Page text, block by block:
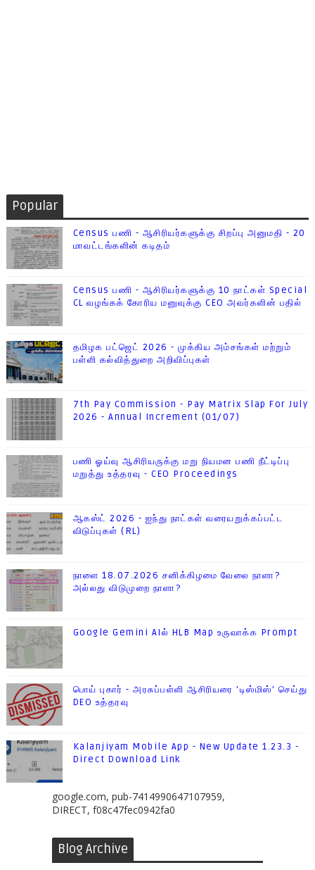
Popular
Census பணி - ஆசிரியர்களுக்கு சிறப்பு அனுமதி - 20
மாவட்டங்களின் கடிதம்
Census பணி - ஆசிரியர்களுக்கு 10 நாட்கள் Special
CL வழங்கக் கோரிய மனுவுக்கு CEO அவர்களின் பதில்
தமிழக பட்ஜெட் 2026 - முக்கிய அம்சங்கள் மற்றும்
பள்ளி கல்வித்துறை அறிவிப்புகள்
7th Pay Commission - Pay Matrix Slap For July
2026 - Annual Increment (01/07)
பணி ஓய்வு ஆசிரியருக்கு மறு நியமன பணி நீட்டிப்பு
மறுத்து உத்தரவு - CEO Proceedings
ஆகஸ்ட் 2026 - ஐந்து நாட்கள் வரையறுக்கப்பட்ட
விடுப்புகள் (RL)
நாளை 18.07.2026 சனிக்கிழமை வேலை நாளா?
அல்லது விடுமுறை நாளா?
Google Gemini AIல் HLB Map உருவாக்க Prompt
பொய் புகார் - அரசுப்பள்ளி ஆசிரியரை 'டிஸ்மிஸ்' செய்து
DEO உத்தரவு
Kalanjiyam Mobile App - New Update 1.23.3 -
Direct Download Link
google.com, pub-7414990647107959,
DIRECT, f08c47fec0942fa0
Blog Archive